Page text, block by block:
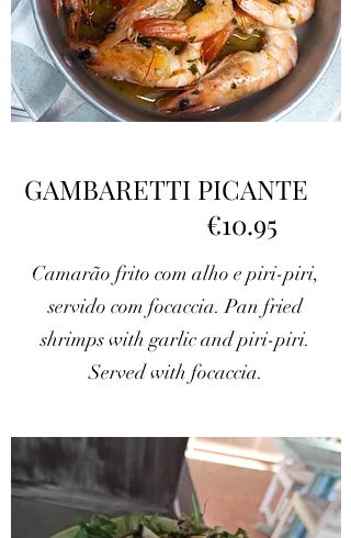
GAMBARETTI PICANTE
€10.95
Camarão frito com alho e piri-piri,
servido com focaccia. Pan fried
shrimps with garlic and piri-piri.
Served with focaccia.